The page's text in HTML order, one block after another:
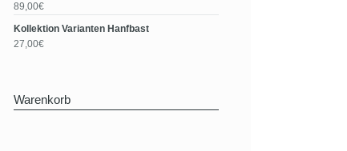
89,00€
Kollektion Varianten Hanfbast
27,00€
Warenkorb